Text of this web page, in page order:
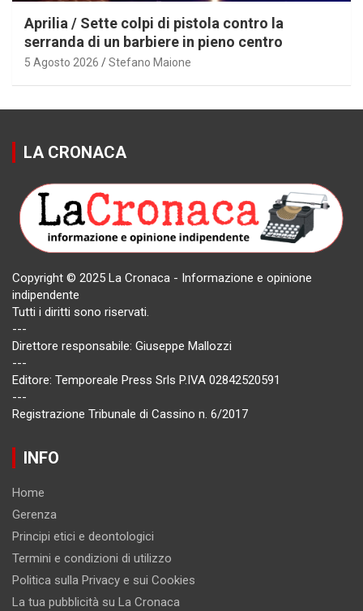
Aprilia / Sette colpi di pistola contro la
serranda di un barbiere in pieno centro
5 Agosto 2026 Stefano Maione
LA CRONACA
Copyright © 2025 La Cronaca - Informazione e opinione
indipendente
Tutti i diritti sono riservati.
---
Direttore responsabile: Giuseppe Mallozzi
---
Editore: Temporeale Press Srls P.IVA 02842520591
---
Registrazione Tribunale di Cassino n. 6/2017
INFO
Home
Gerenza
Principi etici e deontologici
Termini e condizioni di utilizzo
Politica sulla Privacy e sui Cookies
La tua pubblicità su La Cronaca